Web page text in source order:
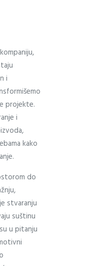
i
projekte.
i
kako
do
stvaranju
suštinu
u pitanju